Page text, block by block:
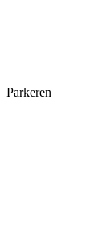
Parkeren